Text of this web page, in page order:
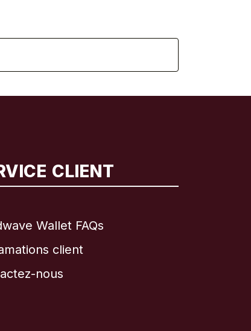
CLIENT
Wallet FAQs
client
nous